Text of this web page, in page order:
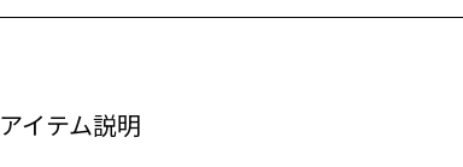
アイテム説明